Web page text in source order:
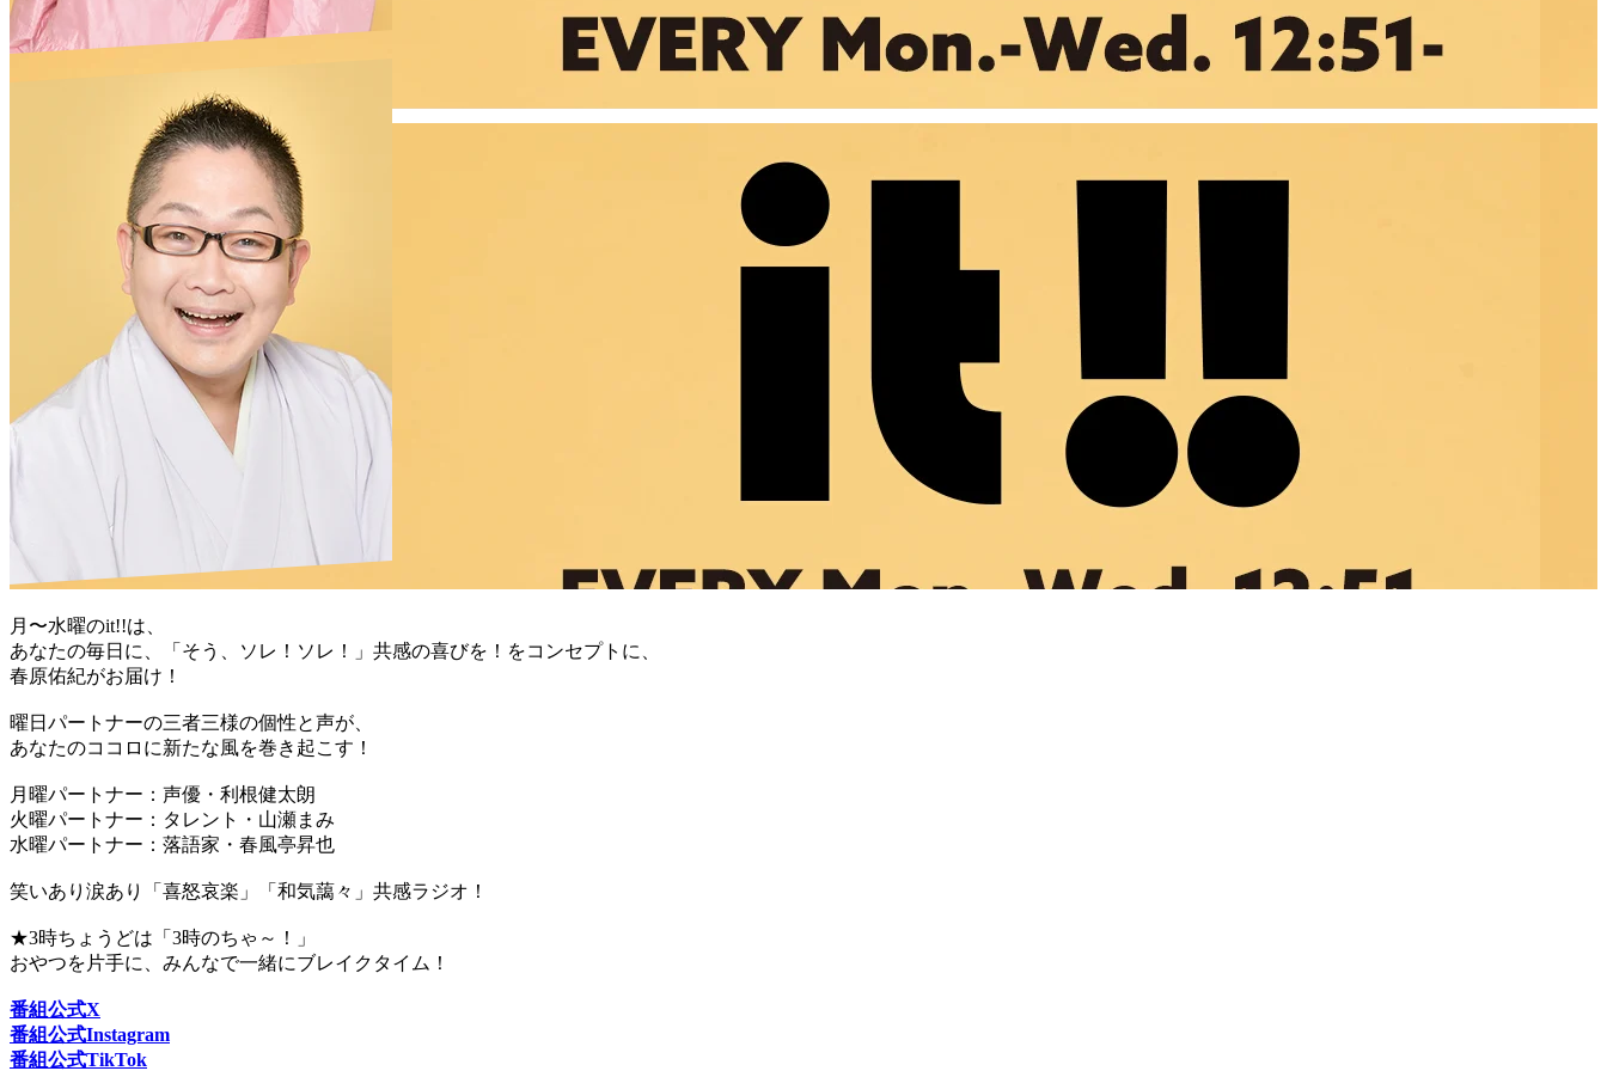
月〜水曜のit!!は、
あなたの毎日に、「そう、ソレ！ソレ！」共感の喜びを！をコンセプトに、
春原佑紀がお届け！
曜日パートナーの三者三様の個性と声が、
あなたのココロに新たな風を巻き起こす！
月曜パートナー：声優・利根健太朗
火曜パートナー：タレント・山瀬まみ
水曜パートナー：落語家・春風亭昇也
笑いあり涙あり「喜怒哀楽」「和気藹々」共感ラジオ！
★3時ちょうどは「3時のちゃ～！」
おやつを片手に、みんなで一緒にブレイクタイム！
番組公式X
番組公式Instagram
番組公式TikTok